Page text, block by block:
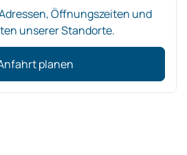
Öffnungszeiten und
unserer Standorte.
planen